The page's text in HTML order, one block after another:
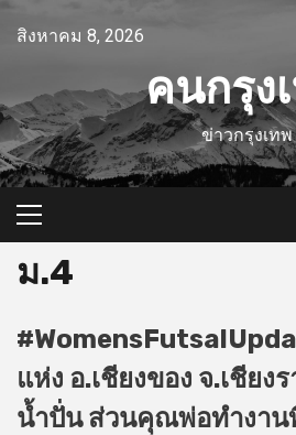
สิงหาคม 8, 2026
คนกรุง
ข่าวกรุงเทพ
Primary
Menu
ม.4
แห่ง อ.เชียงของ จ.เชีย
น้ำปั่น ส่วนคุณพ่อทำงาน